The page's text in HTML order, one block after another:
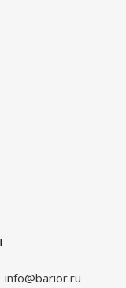
info@barior.ru